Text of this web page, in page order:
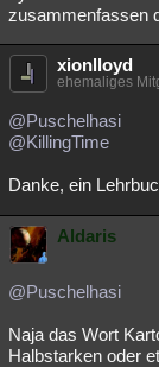
zusammenfassen
xionlloyd
ehemaliges
@Puschelhasi
@KillingTime
Danke, ein
Aldaris
@Puschelhasi
Naja das Wort
Halbstarken oder